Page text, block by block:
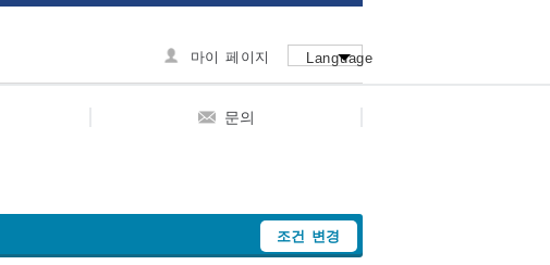
Language
마이 페이지
문의
조건 변경